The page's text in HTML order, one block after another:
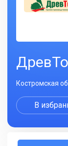
Костромская
В